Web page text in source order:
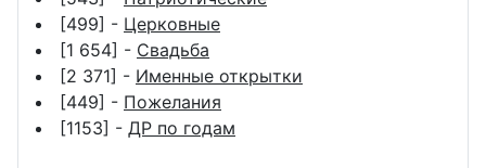
[499] - Церковные
[1 654] - Свадьба
[2 371] - Именные открытки
[449] - Пожелания
[1153] - ДР по годам